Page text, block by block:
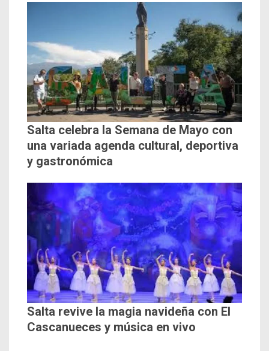
Salta celebra la Semana de Mayo con
una variada agenda cultural, deportiva
y gastronómica
Salta revive la magia navideña con El
Cascanueces y música en vivo